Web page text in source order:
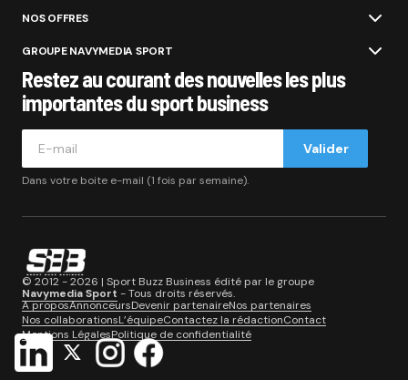
NOS OFFRES
GROUPE NAVYMEDIA SPORT
Restez au courant des nouvelles les plus
importantes du sport business
Valider
Dans votre boite e-mail (1 fois par semaine).
© 2012 - 2026 | Sport Buzz Business édité par le groupe
Navymedia Sport - Tous droits réservés.
A proposAnnonceursDevenir partenaireNos partenaires
Nos collaborationsL’équipeContactez la rédactionContact
Mentions LégalesPolitique de confidentialité